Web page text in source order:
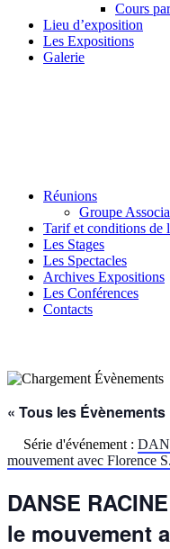
Cours
Lieu d’exposition
Les Expositions
Galerie
Réunions
Groupe
Tarif et conditions de
Les Stages
Les Spectacles
Archives Expositions
Les Conférences
Contacts
« Tous les Évènements
Série d'événement :
mouvement avec Florence S.
DANSE
le mouvement